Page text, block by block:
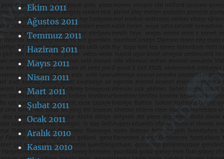
Ekim 2011
Ağustos 2011
Temmuz 2011
Haziran 2011
Mayıs 2011
Nisan 2011
Mart 2011
Şubat 2011
Ocak 2011
Aralık 2010
Kasım 2010